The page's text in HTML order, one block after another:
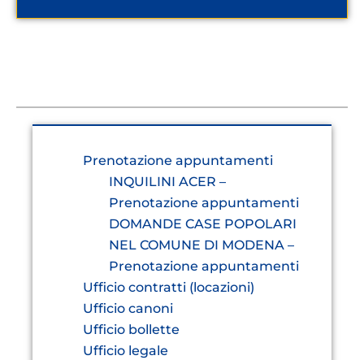
Prenotazione appuntamenti
INQUILINI ACER –
Prenotazione appuntamenti
DOMANDE CASE POPOLARI
NEL COMUNE DI MODENA –
Prenotazione appuntamenti
Ufficio contratti (locazioni)
Ufficio canoni
Ufficio bollette
Ufficio legale